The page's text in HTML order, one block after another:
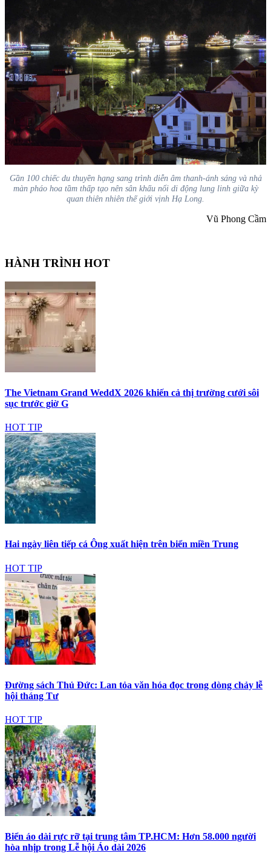
Gần 100 chiếc du thuyền hạng sang trình diễn âm thanh-ánh sáng và nhả
màn pháo hoa tầm thấp tạo nên sân khấu nổi di động lung linh giữa kỳ
quan thiên nhiên thế giới vịnh Hạ Long.
Vũ Phong Cầm
HÀNH TRÌNH HOT
The Vietnam Grand WeddX 2026 khiến cả thị trường cưới sôi
sục trước giờ G
HOT TIP
Hai ngày liên tiếp cá Ông xuất hiện trên biển miền Trung
HOT TIP
Đường sách Thủ Đức: Lan tỏa văn hóa đọc trong dòng chảy lễ
hội tháng Tư
HOT TIP
Biển áo dài rực rỡ tại trung tâm TP.HCM: Hơn 58.000 người
hòa nhịp trong Lễ hội Áo dài 2026